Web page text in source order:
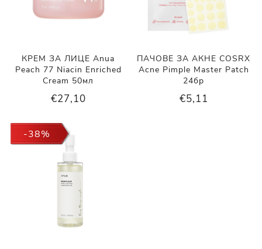
КРЕМ ЗА ЛИЦЕ Anua
Peach 77 Niacin Enriched
Cream 50мл
€27,10
ПАЧОВЕ ЗА АКНЕ COSRX
Acne Pimple Master Patch
24бр
€5,11
-38%